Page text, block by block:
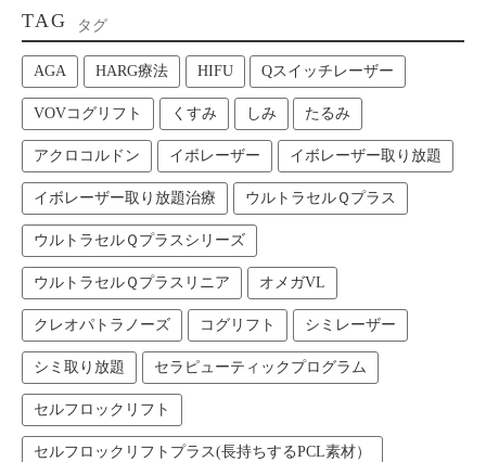
TAG タグ
AGA HARG療法 HIFU Qスイッチレーザー
VOVコグリフト くすみ しみ たるみ
アクロコルドン イボレーザー イボレーザー取り放題
イボレーザー取り放題治療 ウルトラセルＱプラス
ウルトラセルＱプラスシリーズ
ウルトラセルＱプラスリニア オメガVL
クレオパトラノーズ コグリフト シミレーザー
シミ取り放題 セラピューティックプログラム
セルフロックリフト
セルフロックリフトプラス(長持ちするPCL素材）